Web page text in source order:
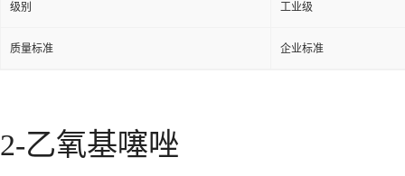
级别 工业级
质量标准 企业标准
2-乙氧基噻唑